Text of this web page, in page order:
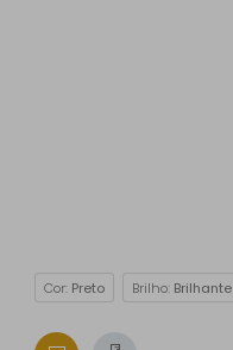
Cor: Preto Brilho: Brilhante